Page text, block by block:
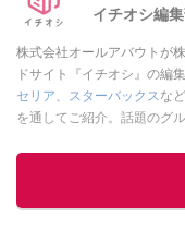
イチオシ編
株式会社オールアバウトが
ドサイト『イチオシ』の編集
セリア、 スターバックスな
を通してご紹介。話題のグ
レビューしています。毎日
してく